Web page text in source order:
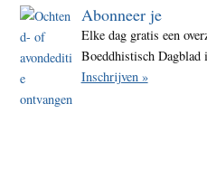
Abonneer je
Elke dag gratis een
Boeddhistisch Dagblad
Inschrijven »